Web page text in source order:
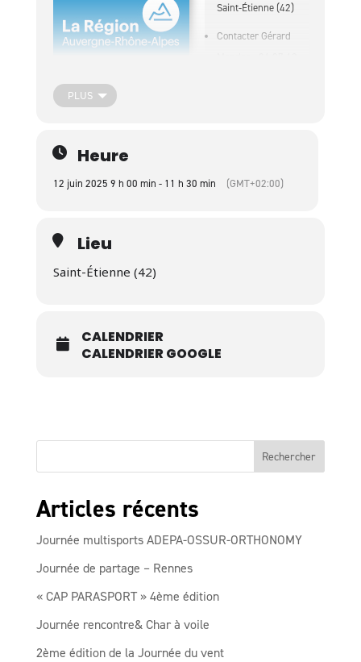
Saint-Étienne (42)
Contacter Gérard
PLUS
Heure
12 juin 2025 9 h 00 min - 11 h 30 min (GMT+02:00)
Lieu
Saint-Étienne (42)
CALENDRIER
CALENDRIER GOOGLE
Articles récents
Journée multisports ADEPA-OSSUR-ORTHONOMY
Journée de partage – Rennes
« CAP PARASPORT » 4ème édition
Journée rencontre& Char à voile
2ème édition de la Journée du vent